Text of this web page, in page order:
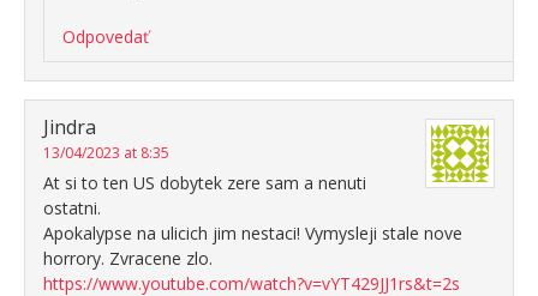
Odpovedať
Jindra
13/04/2023 at 8:35
At si to ten US dobytek zere sam a nenuti
ostatni.
Apokalypse na ulicich jim nestaci! Vymysleji stale nove
horrory. Zvracene zlo.
https://www.youtube.com/watch?v=vYT429JJ1rs&t=2s